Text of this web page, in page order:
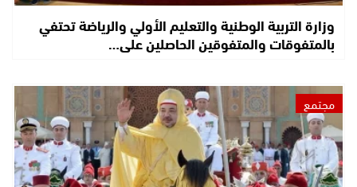
وزارة التربية الوطنية والتعليم الأولي والرياضة تحتفي
بالمتفوقات والمتفوقين الحاصلين على…
مجتمع